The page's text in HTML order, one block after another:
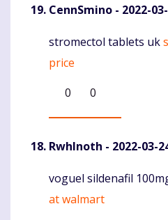
CennSmino - 2022-
Komentaras
stromectol tablets uk
price
0
0
RwhInoth - 2022-03-
Komentaras
voguel sildenafil
at walmart